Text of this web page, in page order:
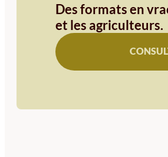
Des formats en
et les agriculteurs.